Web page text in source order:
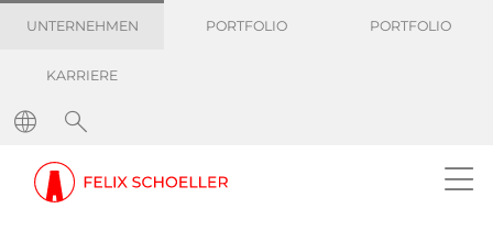
UNTERNEHMEN PORTFOLIO PORTFOLIO
KARRIERE